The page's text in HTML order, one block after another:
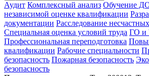
Аудит Комплексный анализ Обучение
независимой оценке квалификации
документации Расследование
Специальная оценка условий труда ГО и
Профессиональная переподготовка
квалификации Рабочие специальности
безопасность Пожарная безопасность
безопасность